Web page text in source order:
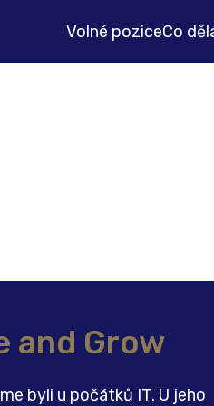
Volné poziceCo
and Grow
byli u počátků IT. U jeho